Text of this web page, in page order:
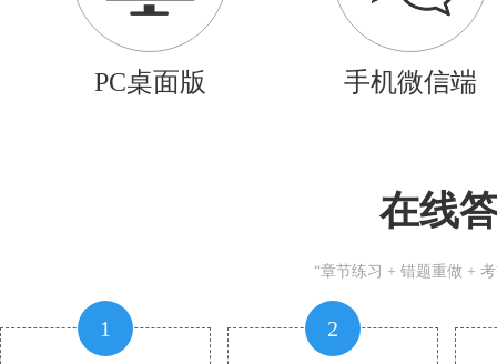
PC桌面版 手机微信端
在线
“章节练习 + 错题重做 +
1 2